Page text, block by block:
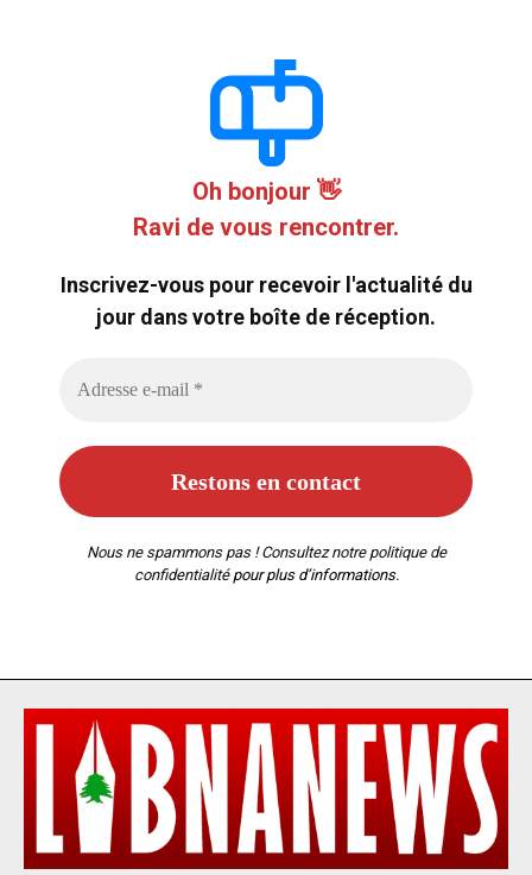
Oh bonjour 👋
Ravi de vous rencontrer.
Inscrivez-vous pour recevoir l'actualité du
jour dans votre boîte de réception.
Nous ne spammons pas ! Consultez notre politique de
confidentialitépour plus d’informations.